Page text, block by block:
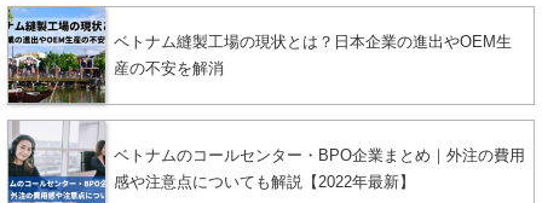
ベトナム縫製工場の現状とは？日本企業の進出やOEM生
産の不安を解消
ベトナムのコールセンター・BPO企業まとめ｜外注の費用
感や注意点についても解説【2022年最新】